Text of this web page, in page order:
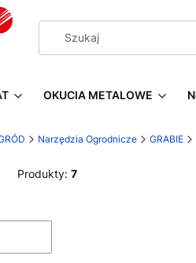
OKUCIA METALOWE
Narzędzia Ogrodnicze GRABIE
Produkty: 7